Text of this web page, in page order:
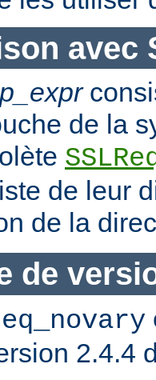
avec
de la
de leur
de la
de
2.4.4